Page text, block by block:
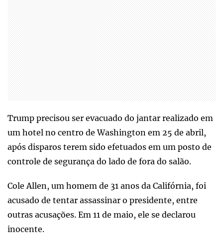
Trump precisou ser evacuado do jantar realizado em
um hotel no centro de Washington em 25 de abril,
após disparos terem sido efetuados em um posto de
controle de segurança do lado de fora do salão.
Cole Allen, um homem de 31 anos da Califórnia, foi
acusado de tentar assassinar o presidente, entre
outras acusações. Em 11 de maio, ele se declarou
inocente.